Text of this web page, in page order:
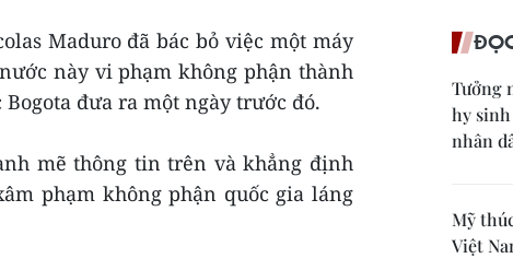
Maduro đã bác bỏ việc một máy
này vi phạm không phận thành
đưa ra một ngày trước đó.
mẽ thông tin trên và khẳng định
phạm không phận quốc gia láng
Tưởng
hy
nhân
Mỹ
Việt